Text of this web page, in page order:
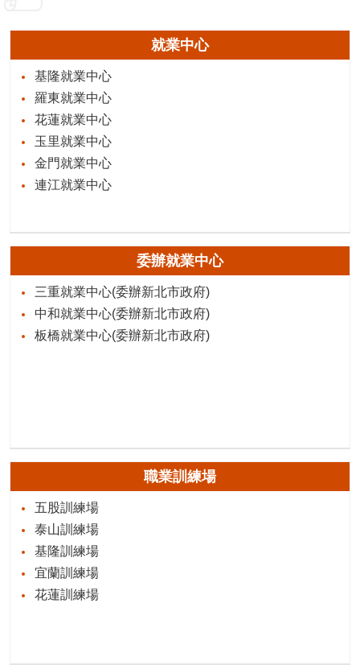
就業中心
基隆就業中心
羅東就業中心
花蓮就業中心
玉里就業中心
金門就業中心
連江就業中心
委辦就業中心
三重就業中心(委辦新北市政府)
中和就業中心(委辦新北市政府)
板橋就業中心(委辦新北市政府)
職業訓練場
五股訓練場
泰山訓練場
基隆訓練場
宜蘭訓練場
花蓮訓練場